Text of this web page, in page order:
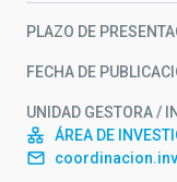
PLAZO DE
FECHA DE
UNIDAD GESTORA /
ÁREA DE